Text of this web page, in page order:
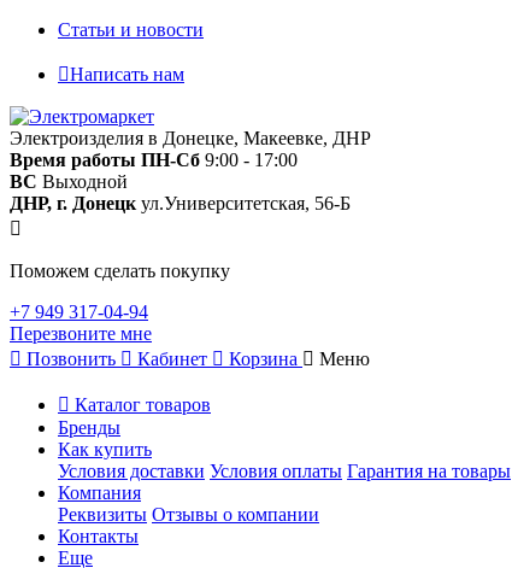
Статьи и новости
Написать нам
Электроизделия в Донецке, Макеевке, ДНР
Время работы ПН-Сб 9:00 - 17:00
ВС Выходной
ДНР, г. Донецк ул.Университетская, 56-Б
Поможем сделать покупку
+7 949 317-04-94
Перезвоните мне
Позвонить
Кабинет Корзина Меню
Каталог товаров
Бренды
Как купить
Условия доставки Условия оплаты Гарантия на товары
Компания
Реквизиты Отзывы о компании
Контакты
Еще